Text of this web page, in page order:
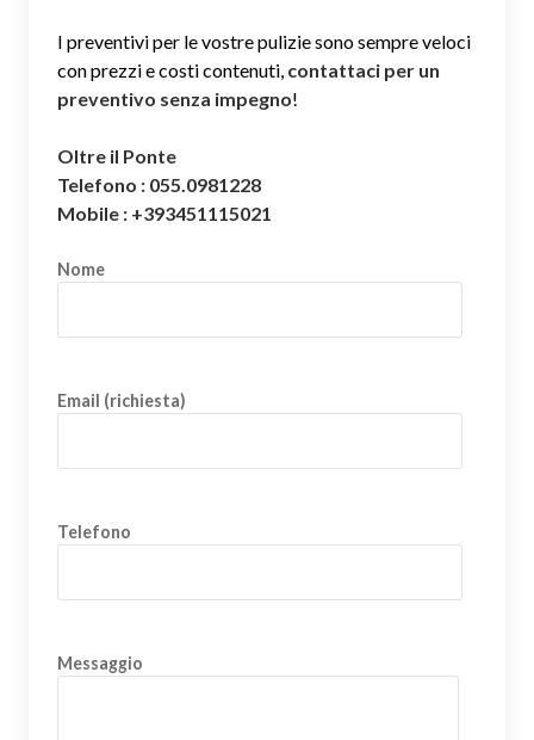
I preventivi per le vostre pulizie sono sempre veloci
con prezzi e costi contenuti, contattaci per un
preventivo senza impegno!
Oltre il Ponte
Telefono : 055.0981228
Mobile : +393451115021
Nome
Email (richiesta)
Telefono
Messaggio